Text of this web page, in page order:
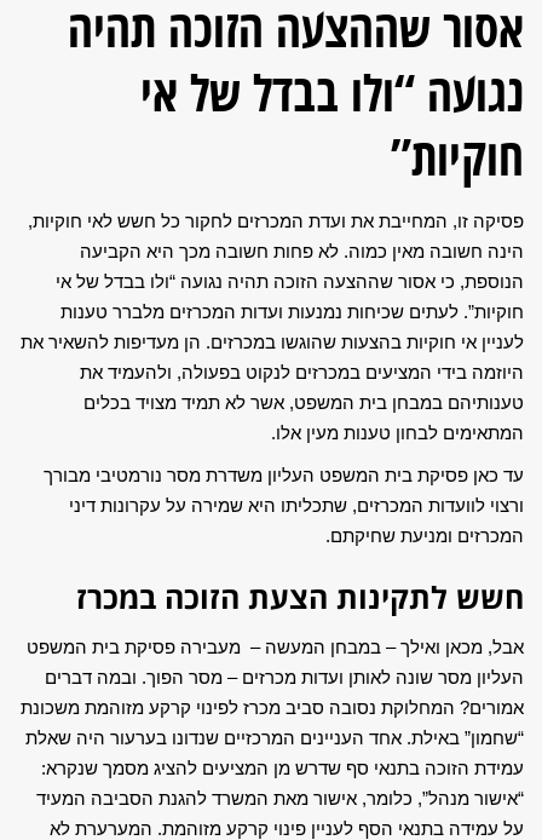
אסור שההצעה הזוכה תהיה
נגועה “ולו בבדל של אי
חוקיות”
פסיקה זו, המחייבת את ועדת המכרזים לחקור כל חשש לאי חוקיות,
הינה חשובה מאין כמוה. לא פחות חשובה מכך היא הקביעה
הנוספת, כי אסור שההצעה הזוכה תהיה נגועה “ולו בבדל של אי
חוקיות”. לעתים שכיחות נמנעות ועדות המכרזים מלברר טענות
לעניין אי חוקיות בהצעות שהוגשו במכרזים. הן מעדיפות להשאיר את
היוזמה בידי המציעים במכרזים לנקוט בפעולה, ולהעמיד את
טענותיהם במבחן בית המשפט, אשר לא תמיד מצויד בכלים
המתאימים לבחון טענות מעין אלו.
עד כאן פסיקת בית המשפט העליון משדרת מסר נורמטיבי מבורך
ורצוי לוועדות המכרזים, שתכליתו היא שמירה על עקרונות דיני
המכרזים ומניעת שחיקתם.
חשש לתקינות הצעת הזוכה במכרז
אבל, מכאן ואילך – במבחן המעשה – מעבירה פסיקת בית המשפט
העליון מסר שונה לאותן ועדות מכרזים – מסר הפוך. ובמה דברים
אמורים? המחלוקת נסובה סביב מכרז לפינוי קרקע מזוהמת משכונת
“שחמון” באילת. אחד העניינים המרכזיים שנדונו בערעור היה שאלת
עמידת הזוכה בתנאי סף שדרש מן המציעים להציג מסמך שנקרא:
“אישור מנהל”, כלומר, אישור מאת המשרד להגנת הסביבה המעיד
על עמידה בתנאי הסף לעניין פינוי קרקע מזוהמת. המערערת לא